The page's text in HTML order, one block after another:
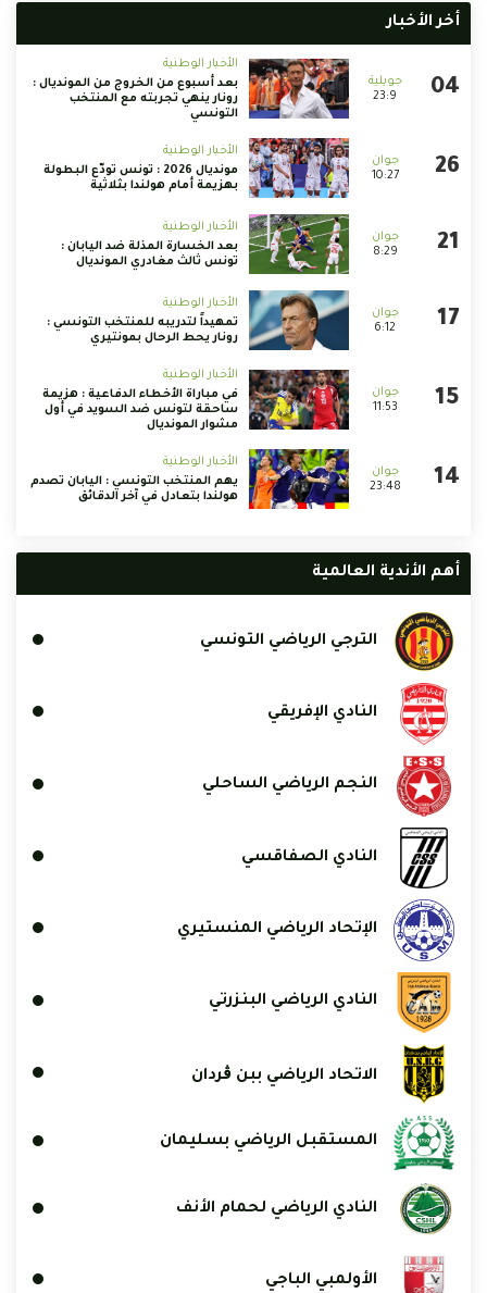
أخر الأخبار
23:9
الأخبار الوطنية
بعد أسبوع من الخروج من المونديال :
رونار ينهي تجربته مع المنتخب
التونسي
10:27
الأخبار الوطنية
مونديال 2026 : تونس تودّع البطولة
بهزيمة أمام هولندا بثلاثية
8:29
الأخبار الوطنية
بعد الخسارة المذلة ضد اليابان :
تونس ثالث مغادري المونديال
6:12
الأخبار الوطنية
تمهيداً لتدريبه للمنتخب التونسي :
رونار يحط الرحال بمونتيري
11:53
الأخبار الوطنية
في مباراة الأخطاء الدفاعية : هزيمة
ساحقة لتونس ضد السويد في أول
مشوار المونديال
23:48
الأخبار الوطنية
يهم المنتخب التونسي : اليابان تصدم
هولندا بتعادل في آخر الدقائق
أهم الأندية العالمية
الترجي الرياضي التونسي
النادي الإفريقي
النجم الرياضي الساحلي
النادي الصفاقسي
الإتحاد الرياضي المنستيري
النادي الرياضي البنزرتي
الاتحاد الرياضي ببن ڨردان
المستقبل الرياضي بسليمان
النادي الرياضي لحمام الأنف
الأولمبي الباجي